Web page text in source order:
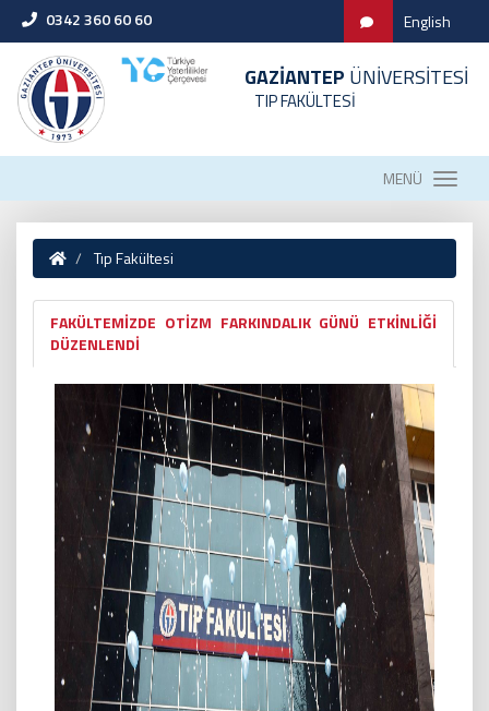
0342 360 60 60 English
GAZİANTEP ÜNİVERSİTESİ
TIP FAKÜLTESİ
MENÜ
Tıp Fakültesi
FAKÜLTEMİZDE OTİZM FARKINDALIK GÜNÜ ETKİNLİĞİ
DÜZENLENDİ